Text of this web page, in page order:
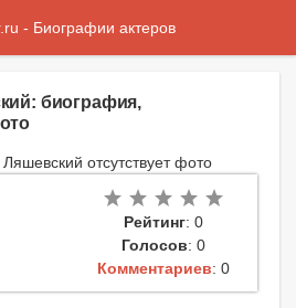
биография,
Рейтинг: 0
Голосов: 0
Комментариев: 0